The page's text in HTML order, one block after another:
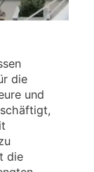
die
und
die